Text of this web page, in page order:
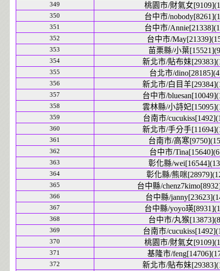
349 桃園市/財氣女
350 台中市/
351 台中市/
352 台中市/
353 苗栗縣/小葉
354 新北市/貼布妹
355 台北市/
356 新北市/白目羊
357 台中市/
358 雲林縣/小詩妃
359 台南市/
360 新北市/手分手
361 台南市/高寒
362 台中市/
363 彰化縣/
364 彰化縣/熊咪
365 台中縣/
366 台中縣/
367 台中縣/yoyo瑛
368 台中市/丸猴
369 台南市/
370 桃園市/財氣女
371 基隆市/
372 新北市/貼布妹